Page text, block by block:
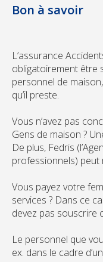
Bon à savoir
L’assurance
obligatoirement être
personnel de
qu’il preste.
Vous n’avez pas
Gens de maison ?
De plus, Fedris
professionnels) peut
Vous payez votre
services ? Dans ce
devez pas souscrire
Le personnel que
ex. dans le cadre